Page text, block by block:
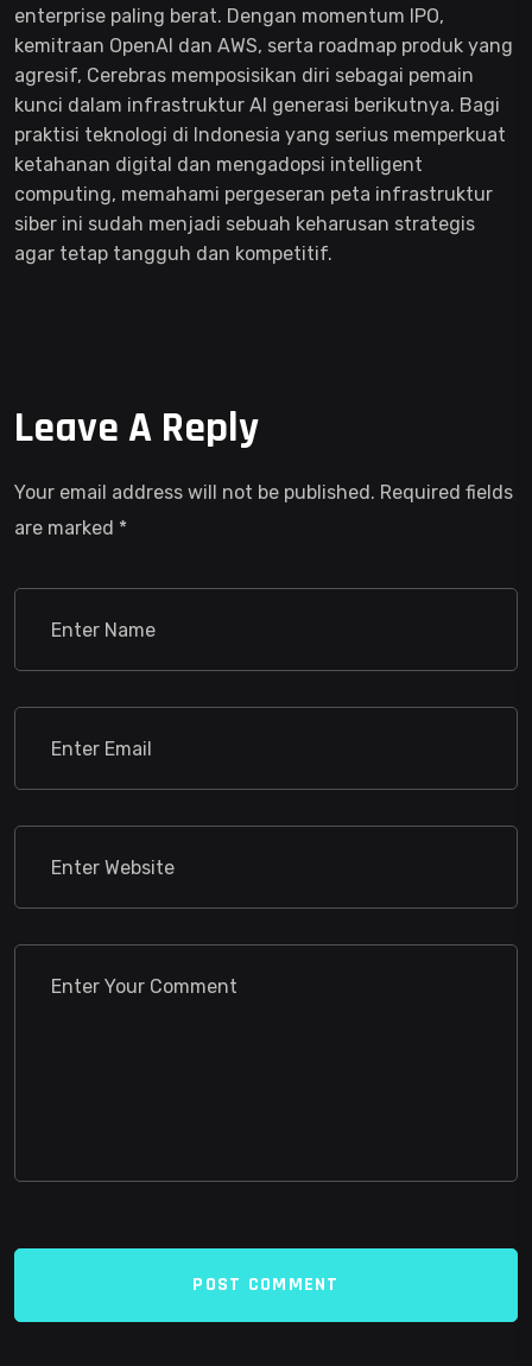
enterprise paling berat. Dengan momentum IPO,
kemitraan OpenAI dan AWS, serta roadmap produk yang
agresif, Cerebras memposisikan diri sebagai pemain
kunci dalam infrastruktur AI generasi berikutnya. Bagi
praktisi teknologi di Indonesia yang serius memperkuat
ketahanan digital dan mengadopsi intelligent
computing, memahami pergeseran peta infrastruktur
siber ini sudah menjadi sebuah keharusan strategis
agar tetap tangguh dan kompetitif.
Leave A Reply
Your email address will not be published. Required fields
are marked *
POST COMMENT